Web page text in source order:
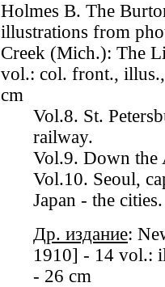
Holmes B. The
illustrations from
Creek (Mich.): The
vol.: col. front.,
cm
Vol.8. St.
railway.
Vol.9. Down the
Vol.10. Seoul,
Japan - the cities.
Др. издание:
1910] - 14 vol.:
- 26 cm